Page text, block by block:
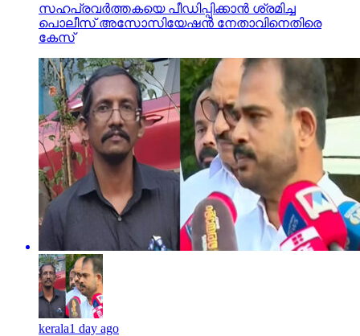
സഹപ്രവര്‍ത്തകയെ പീഡിപ്പിക്കാന്‍ ശ്രമിച്ച
പൊലീസ് അസോസിയേഷന്‍ നേതാവിനെതിരെ
കേസ്
kerala1 day ago